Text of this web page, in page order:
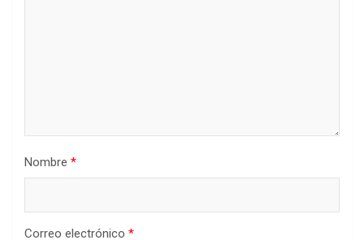
Nombre *
Correo electrónico *